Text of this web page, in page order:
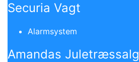
Securia Vagt
Alarmsystem
Amandas Juletræssalg